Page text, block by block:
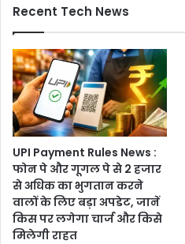
Recent Tech News
UPI Payment Rules News :
फोन पे और गूगल पे से 2 हजार
से अधिक का भुगतान करने
वालों के लिए बड़ा अपडेट, जानें
किस पर लगेगा चार्ज और किसे
मिलेगी राहत